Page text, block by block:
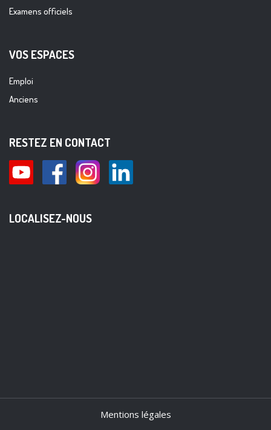
Examens officiels
VOS ESPACES
Emploi
Anciens
RESTEZ EN CONTACT
LOCALISEZ-NOUS
Mentions légales